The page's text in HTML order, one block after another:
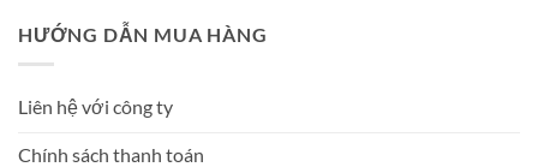
HƯỚNG DẪN MUA HÀNG
Liên hệ với công ty
Chính sách thanh toán